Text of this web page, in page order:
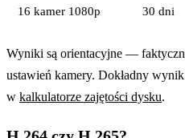
16 kamer 1080p 30 dni
Wyniki są orientacyjne —
ustawień kamery. Dokładny
w kalkulatorze zajętości dysku.